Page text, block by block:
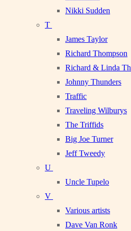
Nikki Sudden
T
James Taylor
Richard Thompson
Richard & Linda
Johnny Thunders
Traffic
Traveling Wilburys
The Triffids
Big Joe Turner
Jeff Tweedy
U
Uncle Tupelo
V
Various artists
Dave Van Ronk